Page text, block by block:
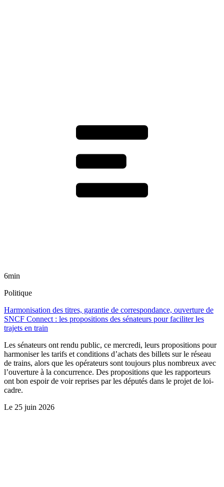
6min
Politique
Harmonisation des titres, garantie de correspondance, ouverture de
SNCF Connect : les propositions des sénateurs pour faciliter les
trajets en train
Les sénateurs ont rendu public, ce mercredi, leurs propositions pour
harmoniser les tarifs et conditions d’achats des billets sur le réseau
de trains, alors que les opérateurs sont toujours plus nombreux avec
l’ouverture à la concurrence. Des propositions que les rapporteurs
ont bon espoir de voir reprises par les députés dans le projet de loi-
cadre.
Le 25 juin 2026